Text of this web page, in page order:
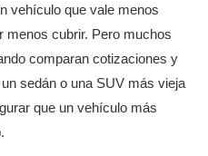
vehículo que vale menos
menos cubrir. Pero muchos
comparan cotizaciones y
sedán o una SUV más vieja
que un vehículo más